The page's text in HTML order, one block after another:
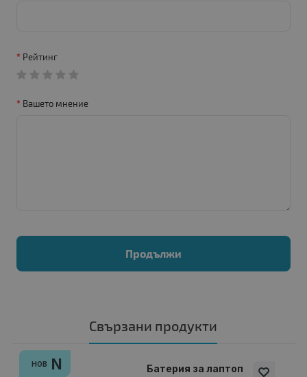
Рейтинг
Вашето мнение
Продължи
Свързани продукти
НОВ N
Батерия за лаптоп